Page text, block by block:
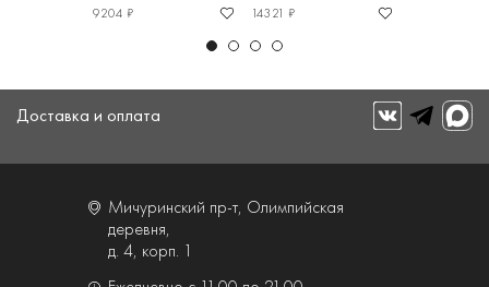
9204 ₽ 14321 ₽
Доставка и оплата
Мичуринский пр-т, Олимпийская
деревня,
д. 4, корп. 1